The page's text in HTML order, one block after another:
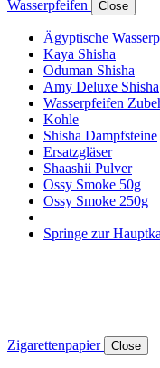
Wasserpfeifen Close
Ägyptische
Kaya Shisha
Oduman Shisha
Amy Deluxe Shisha
Wasserpfeifen
Kohle
Shisha Dampfsteine
Ersatzgläser
Shaashii Pulver
Ossy Smoke 50g
Ossy Smoke 250g
Springe zur
Zigarettenpapier Close